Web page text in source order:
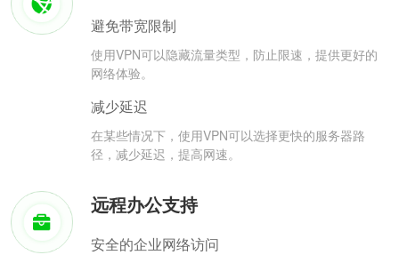
避免带宽限制
使用VPN可以隐藏流量类型，防止限速，提供更好的
网络体验。
减少延迟
在某些情况下，使用VPN可以选择更快的服务器路
径，减少延迟，提高网速。
远程办公支持
安全的企业网络访问